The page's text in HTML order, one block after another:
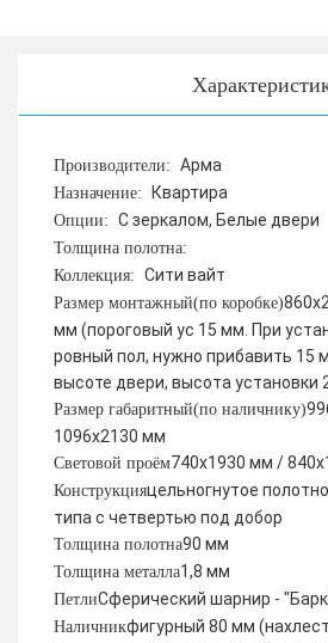
Производители: Арма
Назначение: Квартира
Опции: С зеркалом, Белые двери
Толщина полотна:
Коллекция: Сити вайт
Размер монтажный(по коробке)
мм (пороговый ус 15 мм. При
ровный пол, нужно прибавить 15
высоте двери, высота установки
Размер габаритный(по наличнику)
1096х2130 мм
Световой проём740х1930 мм /
Конструкцияцельногнутое
типа с четвертью под добор
Толщина полотна90 мм
Толщина металла1,8 мм
ПетлиСферический шарнир -
Наличникфигурный 80 мм